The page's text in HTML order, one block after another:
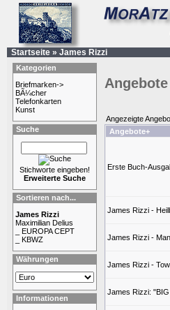
Startseite » James Rizzi
Kategorien
Briefmarken->
BÃ¼cher
Telefonkarten
Kunst
Suche
Stichworte eingeben!
Erweiterte Suche
Sortieren nach...
James Rizzi
Maximilian Delius
_ EUROPA CEPT
_ KBWZ
Währungen
Informationen
Angebote
Angezeigte
Angebote+
Erste Buch-
James Rizzi -
James Rizzi -
James Rizzi -
James Rizzi: